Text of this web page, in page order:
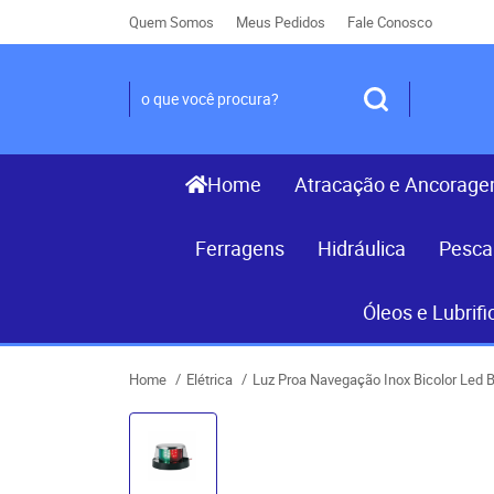
Quem Somos Meus Pedidos Fale Conosco
Home Atracação e
Ferragens Hidráulica Pesca
Óleos e
Home Elétrica Luz Proa Navegação Inox Bicolor Led